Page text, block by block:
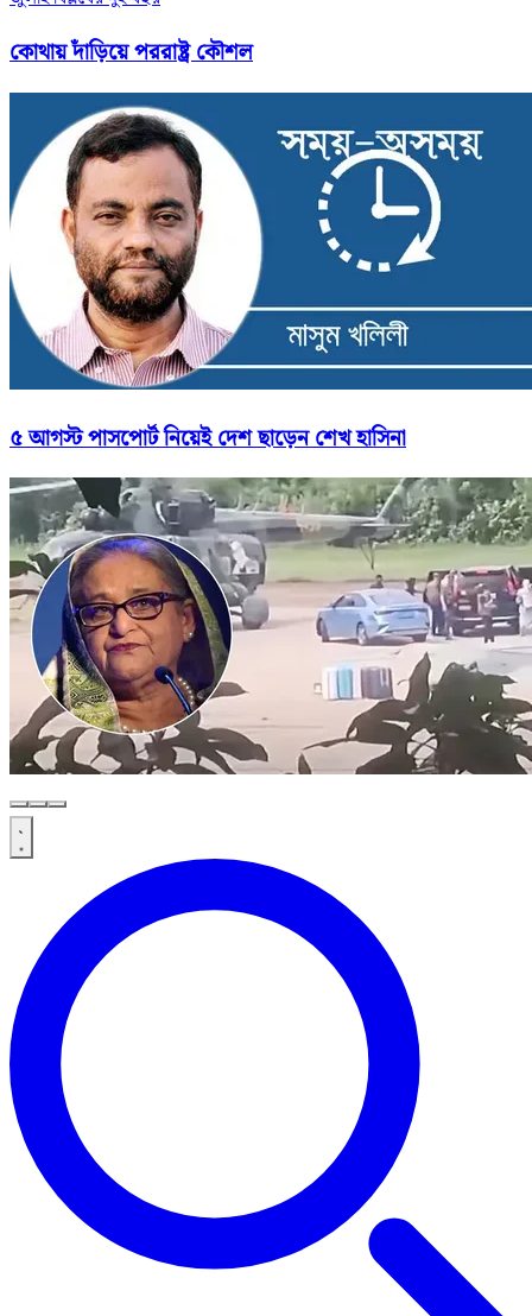
কোথায় দাঁড়িয়ে পররাষ্ট্র কৌশল
৫ আগস্ট পাসপোর্ট নিয়েই দেশ ছাড়েন শেখ হাসিনা